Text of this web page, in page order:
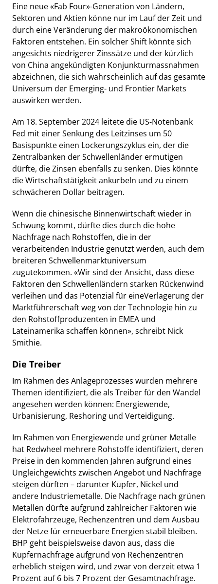
Eine neue «Fab Four»-Generation von Ländern,
Sektoren und Aktien könne nur im Lauf der Zeit und
durch eine Veränderung der makroökonomischen
Faktoren entstehen. Ein solcher Shift könnte sich
angesichts niedrigerer Zinssätze und der kürzlich
von China angekündigten Konjunkturmassnahmen
abzeichnen, die sich wahrscheinlich auf das gesamte
Universum der Emerging- und Frontier Markets
auswirken werden.
Am 18. September 2024 leitete die US-Notenbank
Fed mit einer Senkung des Leitzinses um 50
Basispunkte einen Lockerungszyklus ein, der die
Zentralbanken der Schwellenländer ermutigen
dürfte, die Zinsen ebenfalls zu senken. Dies könnte
die Wirtschaftstätigkeit ankurbeln und zu einem
schwächeren Dollar beitragen.
Wenn die chinesische Binnenwirtschaft wieder in
Schwung kommt, dürfte dies durch die hohe
Nachfrage nach Rohstoffen, die in der
verarbeitenden Industrie genutzt werden, auch dem
breiteren Schwellenmarktuniversum
zugutekommen. «Wir sind der Ansicht, dass diese
Faktoren den Schwellenländern starken Rückenwind
verleihen und das Potenzial für eineVerlagerung der
Marktführerschaft weg von der Technologie hin zu
den Rohstoffproduzenten in EMEA und
Lateinamerika schaffen können», schreibt Nick
Smithie.
Die Treiber
Im Rahmen des Anlageprozesses wurden mehrere
Themen identifiziert, die als Treiber für den Wandel
angesehen werden können: Energiewende,
Urbanisierung, Reshoring und Verteidigung.
Im Rahmen von Energiewende und grüner Metalle
hat Redwheel mehrere Rohstoffe identifiziert, deren
Preise in den kommenden Jahren aufgrund eines
Ungleichgewichts zwischen Angebot und Nachfrage
steigen dürften – darunter Kupfer, Nickel und
andere Industriemetalle. Die Nachfrage nach grünen
Metallen dürfte aufgrund zahlreicher Faktoren wie
Elektrofahrzeuge, Rechenzentren und dem Ausbau
der Netze für erneuerbare Energien stabil bleiben.
BHP geht beispielsweise davon aus, dass die
Kupfernachfrage aufgrund von Rechenzentren
erheblich steigen wird, und zwar von derzeit etwa 1
Prozent auf 6 bis 7 Prozent der Gesamtnachfrage.